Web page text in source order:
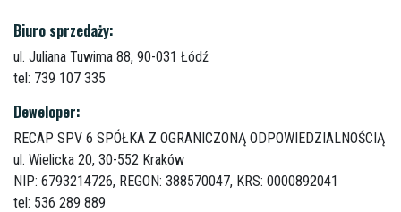
Biuro sprzedaży:
ul. Juliana Tuwima 88, 90-031 Łódź
tel: 739 107 335
Deweloper:
RECAP SPV 6 SPÓŁKA Z OGRANICZONĄ ODPOWIEDZIALNOŚCIĄ
ul. Wielicka 20, 30-552 Kraków
NIP: 6793214726, REGON: 388570047, KRS: 0000892041
tel: 536 289 889